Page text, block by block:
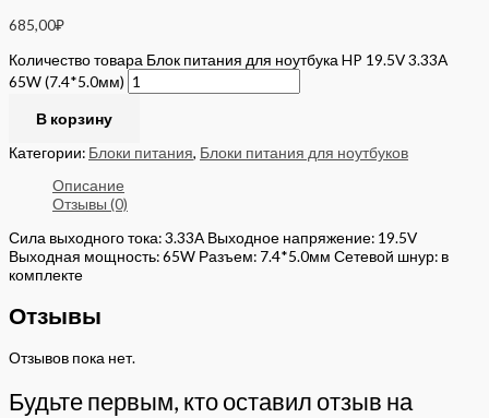
685,00₽
Количество товара Блок питания для ноутбука HP 19.5V 3.33A
65W (7.4*5.0мм)
В корзину
Категории: Блоки питания, Блоки питания для ноутбуков
Описание
Отзывы (0)
Сила выходного тока: 3.33A Выходное напряжение: 19.5V
Выходная мощность: 65W Разъем: 7.4*5.0мм Сетевой шнур: в
комплекте
Отзывы
Отзывов пока нет.
Будьте первым, кто оставил отзыв на